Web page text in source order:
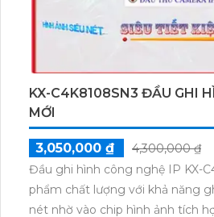
hàng đầu là Dahua. Combo bao gồm cả camera an
ninh và các thiết bị điều khiển như
lượng